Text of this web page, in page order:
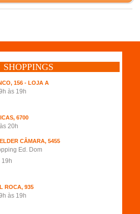
SHOPPINGS
156 - LOJA A
às 19h
6700
20h
CÂMARA, 5455
Ed. Dom
19h
ROCA, 935
às 19h